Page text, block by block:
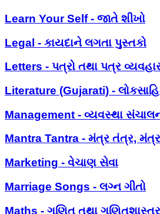
Learn Your Self - જાતે શીખો
Legal - કાયદાને લગતા પુસ્તકો
Letters - પત્રો તથા પત્ર
Literature (Gujarati) -
Management - વ્યવસ્થા
Mantra Tantra - મંત્ર તંત્ર,
Marketing - વેચાણ સેવા
Marriage Songs - લગ્ન ગીતો
Maths - ગણિત તથા ગણિતશાસ્ત્ર